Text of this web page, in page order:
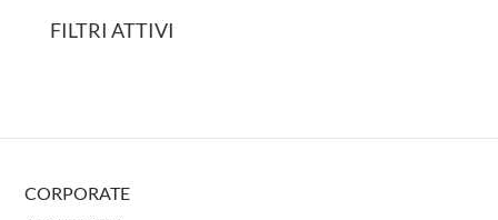
FILTRI ATTIVI
CORPORATE